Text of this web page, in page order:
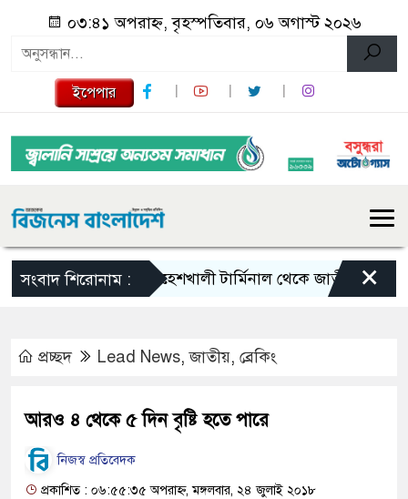
০৩:৪১ অপরাহ্ন, বৃহস্পতিবার, ০৬ অগাস্ট ২০২৬
ইপেপার
সংবাদ শিরোনাম :মহেশখালী টার্মিনাল থেকে জাতীয় গ্রিডে×
প্রচ্ছদ Lead News,জাতীয়, ব্রেকিং
আরও ৪ থেকে ৫ দিন বৃষ্টি হতে পারে
নিজস্ব প্রতিবেদক
প্রকাশিত : ০৬:৫৫:৩৫ অপরাহ্ন, মঙ্গলবার, ২৪ জুলাই ২০১৮